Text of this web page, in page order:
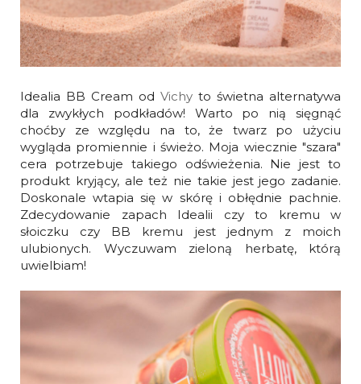
Idealia BB Cream od Vichy to świetna alternatywa
dla zwykłych podkładów! Warto po nią sięgnąć
choćby ze względu na to, że twarz po użyciu
wygląda promiennie i świeżo. Moja wiecznie "szara"
cera potrzebuje takiego odświeżenia. Nie jest to
produkt kryjący, ale też nie takie jest jego zadanie.
Doskonale wtapia się w skórę i obłędnie pachnie.
Zdecydowanie zapach Idealii czy to kremu w
słoiczku czy BB kremu jest jednym z moich
ulubionych. Wyczuwam zieloną herbatę, którą
uwielbiam!